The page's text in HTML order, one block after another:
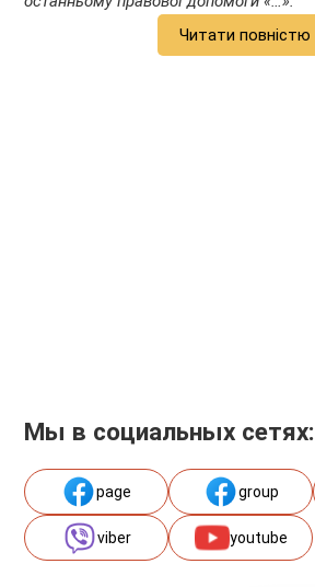
Читати повністю
Мы в социальных сетях:
page group
viber youtube